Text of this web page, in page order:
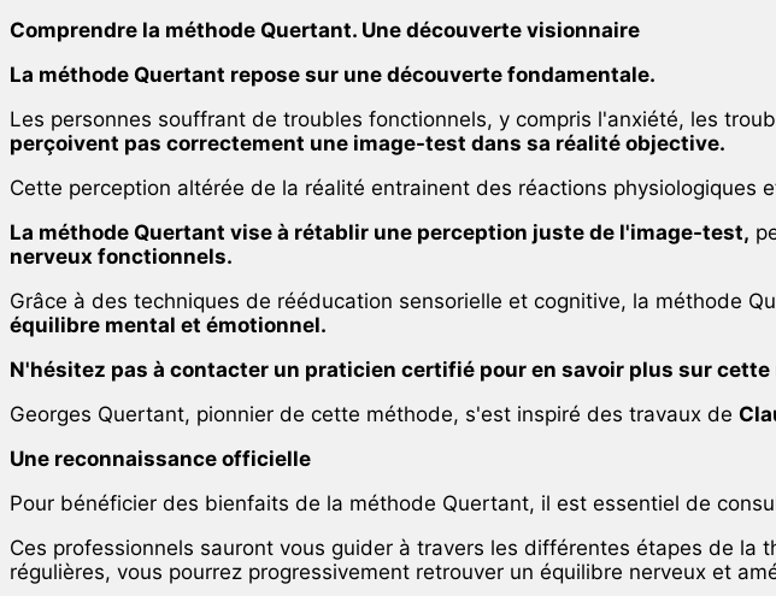
Comprendre la méthode Quertant. Une découverte visionnaire
La méthode Quertant repose sur une découverte fondamentale.
Les personnes souffrant de troubles fonctionnels, y compris l'anxiété, les
perçoivent pas correctement une image-test dans sa réalité objective.
Cette perception altérée de la réalité entrainent des réactions physiologiques
La méthode Quertant vise à rétablir une perception juste de l'image-test,
nerveux fonctionnels.
Grâce à des techniques de rééducation sensorielle et cognitive, la méthode
équilibre mental et émotionnel.
N'hésitez pas à contacter un praticien certifié pour en savoir plus sur
Georges Quertant, pionnier de cette méthode, s'est inspiré des travaux de
Une reconnaissance officielle
Pour bénéficier des bienfaits de la méthode Quertant, il est essentiel de
Ces professionnels sauront vous guider à travers les différentes étapes de
régulières, vous pourrez progressivement retrouver un équilibre nerveux et